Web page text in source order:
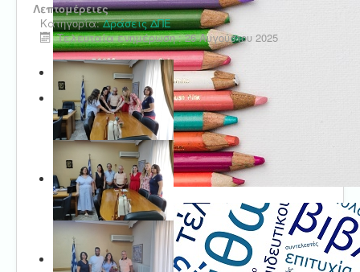
Λεπτομέρειες
Κατηγορία:Δράσεις ΔΠΕ
Τελευταία ενημέρωση : 26 Αυγούστου 2025